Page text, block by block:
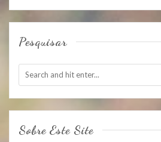
Pesquisar
Sobre Este Site